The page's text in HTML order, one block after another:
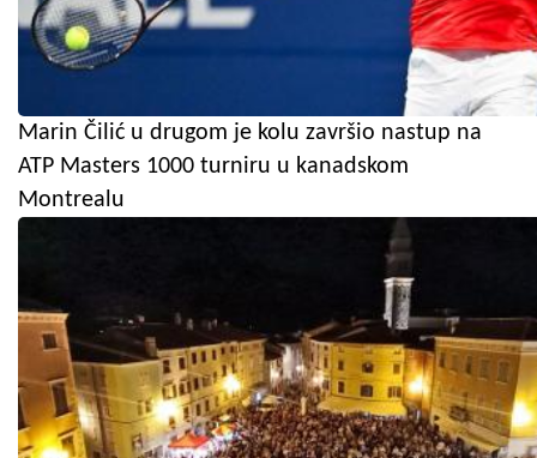
Marin Čilić u drugom je kolu završio nastup na
ATP Masters 1000 turniru u kanadskom
Montrealu